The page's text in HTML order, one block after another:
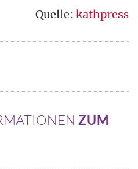
Quelle: kathpress
ZUM